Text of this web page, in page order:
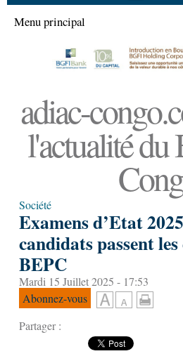
Menu principal
adiac-
l'actualité du
Société
Examens d’Etat
candidats passent
BEPC
Mardi 15 Juillet 2025 - 17:53
Abonnez-vous
Partager :